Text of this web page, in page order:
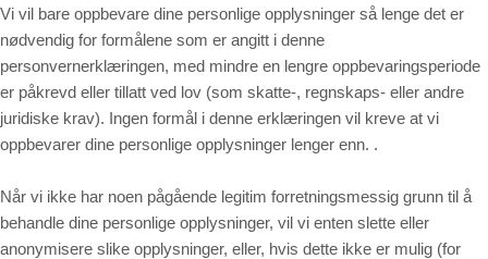
Vi vil bare oppbevare dine personlige opplysninger så lenge det er
nødvendig for formålene som er angitt i denne
personvernerklæringen, med mindre en lengre oppbevaringsperiode
er påkrevd eller tillatt ved lov (som skatte-, regnskaps- eller andre
juridiske krav). Ingen formål i denne erklæringen vil kreve at vi
oppbevarer dine personlige opplysninger lenger enn. .
Når vi ikke har noen pågående legitim forretningsmessig grunn til å
behandle dine personlige opplysninger, vil vi enten slette eller
anonymisere slike opplysninger, eller, hvis dette ikke er mulig (for